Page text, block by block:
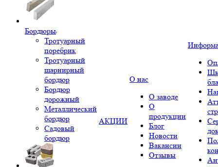
Бордюры
Тротуарный
поребрик
Тротуарный
шарнирный
бордюр
Бордюр
дорожный
Металлический
бордюр
Садовый
бордюр
АКЦИИ
О нас
О заводе
О
продукции
Блог
Новости
Вакансии
Отзывы